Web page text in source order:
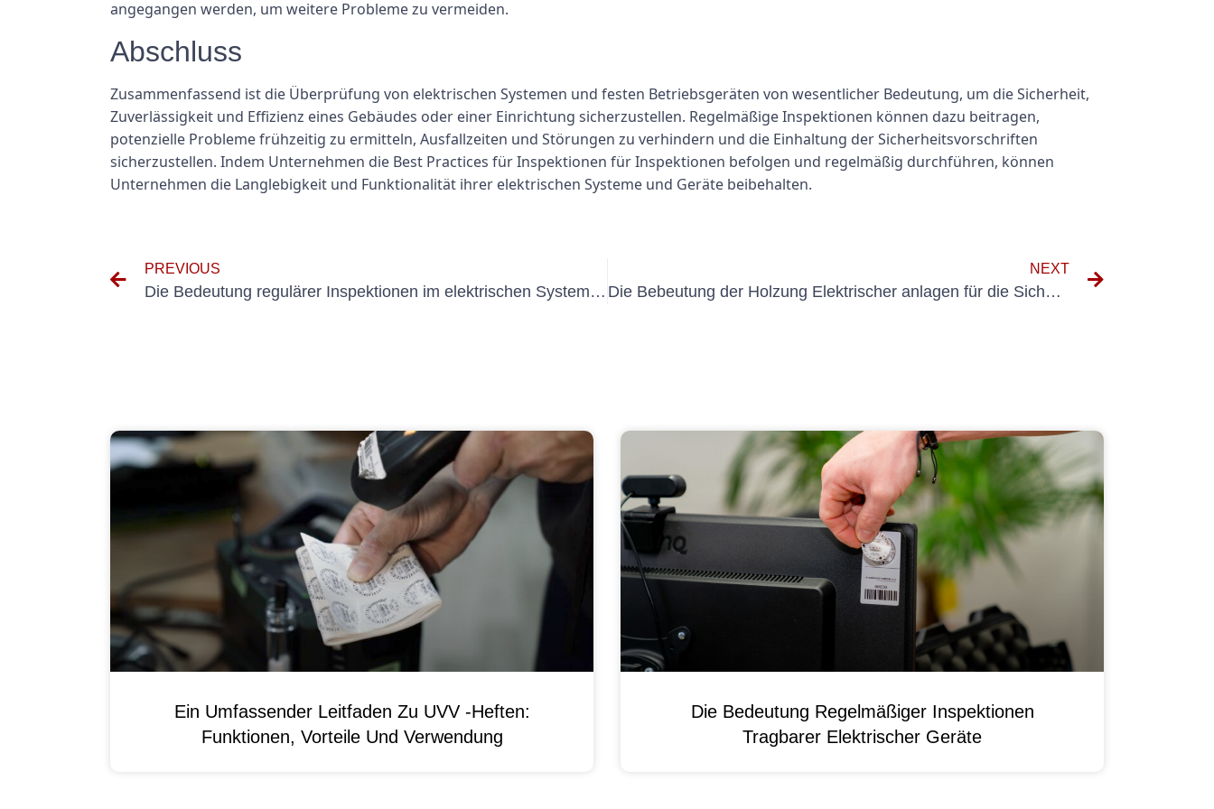
angegangen werden, um weitere Probleme zu vermeiden.
Abschluss
Zusammenfassend ist die Überprüfung von elektrischen Systemen und festen Betriebsgeräten von wesentlicher Bedeutung, um die Sicherheit,
Zuverlässigkeit und Effizienz eines Gebäudes oder einer Einrichtung sicherzustellen. Regelmäßige Inspektionen können dazu beitragen,
potenzielle Probleme frühzeitig zu ermitteln, Ausfallzeiten und Störungen zu verhindern und die Einhaltung der Sicherheitsvorschriften
sicherzustellen. Indem Unternehmen die Best Practices für Inspektionen für Inspektionen befolgen und regelmäßig durchführen, können
Unternehmen die Langlebigkeit und Funktionalität ihrer elektrischen Systeme und Geräte beibehalten.
PREVIOUS
Die Bedeutung regulärer Inspektionen im elektrischen System: Ein Leitfaden für den Trüge Elektrische Anlagen neuprotokoll
NEXT
Die Bebeutung der Holzung Elektrischer anlagen für die Sicherheit
Ein Umfassender Leitfaden Zu UVV -Heften:
Funktionen, Vorteile Und Verwendung
Die Bedeutung Regelmäßiger Inspektionen
Tragbarer Elektrischer Geräte